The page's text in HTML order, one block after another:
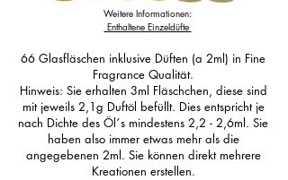
Weitere Informationen:
Enthaltene Einzeldüfte
66 Glasfläschen inklusive Düften (a 2ml) in Fine
Fragrance Qualität.
Hinweis: Sie erhalten 3ml Fläschchen, diese sind
mit jeweils 2,1g Duftöl befüllt. Dies entspricht je
nach Dichte des Öl´s mindestens 2,2 - 2,6ml. Sie
haben also immer etwas mehr als die
angegebenen 2ml. Sie können direkt mehrere
Kreationen erstellen.